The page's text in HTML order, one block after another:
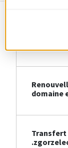
domaine
Transfert